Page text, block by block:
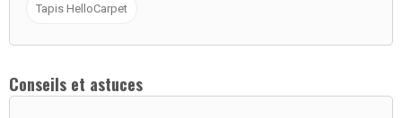
Tapis HelloCarpet
Conseils et astuces